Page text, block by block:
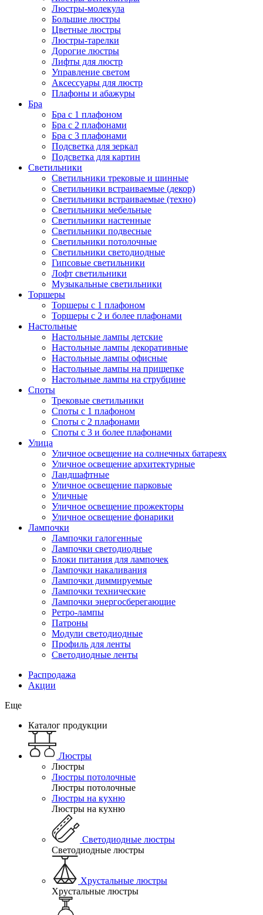
Люстры-молекула
Большие люстры
Цветные люстры
Люстры-тарелки
Дорогие люстры
Лифты для люстр
Управление светом
Аксессуары для люстр
Плафоны и абажуры
Бра
Бра с 1 плафоном
Бра с 2 плафонами
Бра с 3 плафонами
Подсветка для зеркал
Подсветка для картин
Светильники
Светильники трековые и шинные
Светильники встраиваемые (декор)
Светильники встраиваемые (техно)
Светильники мебельные
Светильники настенные
Светильники подвесные
Светильники потолочные
Светильники светодиодные
Гипсовые светильники
Лофт светильники
Музыкальные светильники
Торшеры
Торшеры с 1 плафоном
Торшеры с 2 и более плафонами
Настольные
Настольные лампы детские
Настольные лампы декоративные
Настольные лампы офисные
Настольные лампы на прищепке
Настольные лампы на струбцине
Споты
Трековые светильники
Споты с 1 плафоном
Споты с 2 плафонами
Споты с 3 и более плафонами
Улица
Уличное освещение на солнечных батареях
Уличное освещение архитектурные
Ландшафтные
Уличное освещение парковые
Уличные
Уличное освещение прожекторы
Уличное освещение фонарики
Лампочки
Лампочки галогенные
Лампочки светодиодные
Блоки питания для лампочек
Лампочки накаливания
Лампочки диммируемые
Лампочки технические
Лампочки энергосберегающие
Ретро-лампы
Патроны
Модули светодиодные
Профиль для ленты
Светодиодные ленты
Распродажа
Акции
Еще
Каталог продукции
Люстры
Люстры
Люстры потолочные
Люстры потолочные
Люстры на кухню
Люстры на кухню
Светодиодные люстры
Светодиодные люстры
Хрустальные люстры
Хрустальные люстры